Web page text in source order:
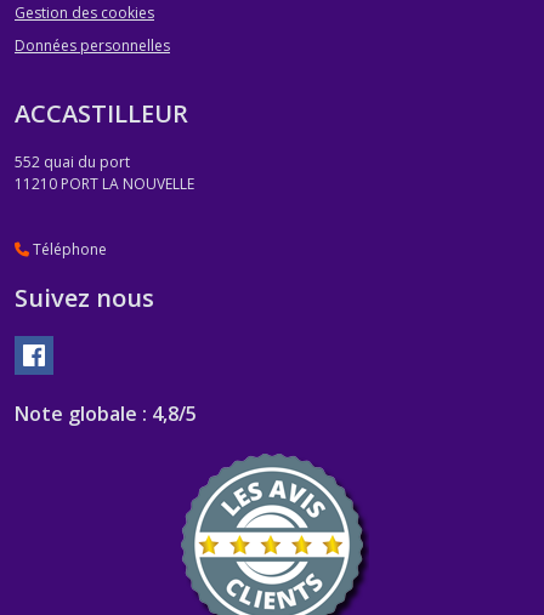
Gestion des cookies
Données personnelles
ACCASTILLEUR
552 quai du port
11210 PORT LA NOUVELLE
Téléphone
Suivez nous
Note globale : 4,8/5